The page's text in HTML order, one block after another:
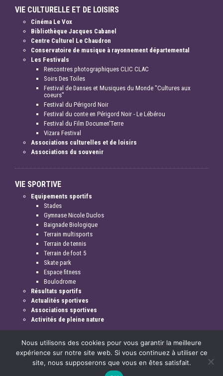
VIE CULTURELLE ET DE LOISIRS
Cinéma Le Vox
Bibliothèque Jacques Cabanel
Centre Culturel Le Chaudron
Conservatoire de musique à rayonnement départemental
Les Festivals
Rencontres photographiques CLIC CLAC
Soirs Des Toiles
Festival de Danses et Musiques du Monde "Cultures aux
coeurs"
Festival du Périgord Noir
Festival du conte en Périgord Noir - Le Lébérou
Festival du Film Documen'Terre
Vizara Festival
Associations culturelles et de loisirs
Associations du souvenir
VIE SPORTIVE
Equipements sportifs
Stades
Gymnase Nicole Duclos
Baignade Biologique
Terrain multisports
Terrain de tennis
Terrain de foot 5
Skate park
Espace fitness
Boulodrome
Résultats sportifs
Actualités sportives
Associations sportives
Activités de pleine nature
Mentions légales & crédits
Nous utilisons des cookies pour vous garantir la meilleure
expérience sur notre site web. Si vous continuez à utiliser ce
site, nous supposerons que vous en êtes satisfait.